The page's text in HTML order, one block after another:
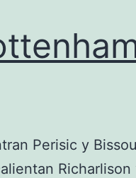
Perisic y